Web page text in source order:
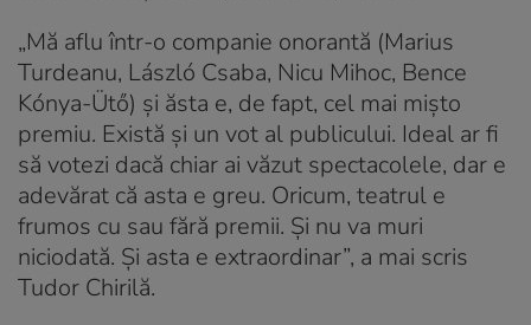
„Mă aflu într-o companie onorantă (Marius
Turdeanu, László Csaba, Nicu Mihoc, Bence
Kónya-Ütő) și ăsta e, de fapt, cel mai mișto
premiu. Există și un vot al publicului. Ideal ar fi
să votezi dacă chiar ai văzut spectacolele, dar e
adevărat că asta e greu. Oricum, teatrul e
frumos cu sau fără premii. Și nu va muri
niciodată. Și asta e extraordinar”, a mai scris
Tudor Chirilă.